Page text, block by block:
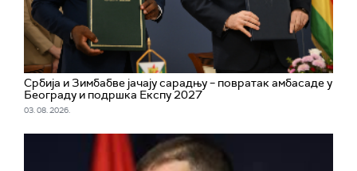
Србија и Зимбабве јачају сарадњу – повратак амбасаде у
Београду и подршка Експу 2027
03. 08. 2026.